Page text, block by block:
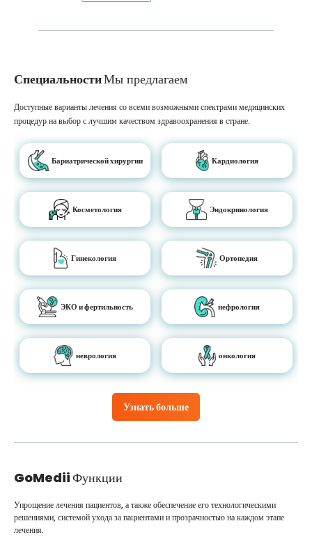
СпециальностиМы предлагаем
Узнать больше
Доступные варианты лечения со всеми возможными спектрами медицинских
процедур на выбор с лучшим качеством здравоохранения в стране.
Бариатрической хирургии Кардиология
Косметология Эндокринология
Гинекология Ортопедия
ЭКО и фертильность нефрология
неврология онкология
GoMediiФункции
Упрощение лечения пациентов, а также обеспечение его технологическими
решениями, системой ухода за пациентами и прозрачностью на каждом этапе
лечения.